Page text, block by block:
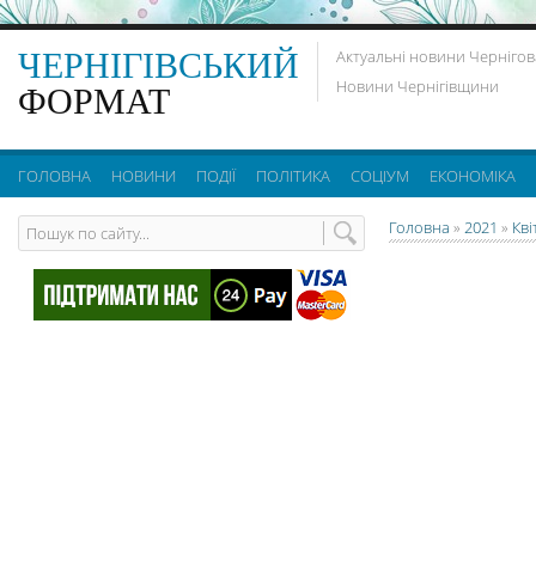
ЧЕРНІГІВСЬКИЙ
ФОРМАТ
Актуальні новини
Новини Чернігівщини
ГОЛОВНА НОВИНИ ПОДІЇ ПОЛІТИКА СОЦІУМ ЕКОНОМІКА
Головна » 2021 »